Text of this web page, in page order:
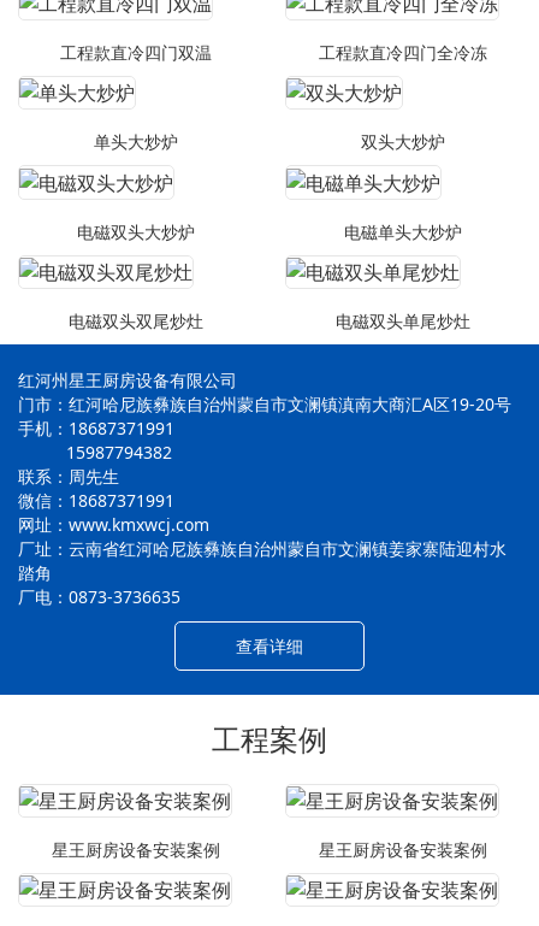
工程款直冷四门双温 工程款直冷四门全冷冻
单头大炒炉 双头大炒炉
电磁双头大炒炉 电磁单头大炒炉
电磁双头双尾炒灶 电磁双头单尾炒灶
红河州星王厨房设备有限公司
门市：红河哈尼族彝族自治州蒙自市文澜镇滇南大商汇A区19-20号
手机：18687371991
15987794382
联系：周先生
微信：18687371991
网址：www.kmxwcj.com
厂址：云南省红河哈尼族彝族自治州蒙自市文澜镇姜家寨陆迎村水
踏角
厂电：0873-3736635
查看详细
工程案例
星王厨房设备安装案例 星王厨房设备安装案例